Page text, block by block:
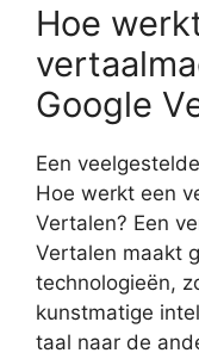
Hoe
Google
Een
Hoe werkt een
Vertalen? Een
Vertalen maakt
technologieën,
kunstmatige
taal naar de